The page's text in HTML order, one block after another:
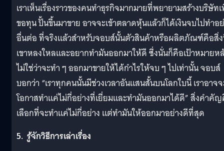
เราเห็นเรื่องราวของคนทำธุรกิจมากมายที่พยายามสร้างบริษัท
ขอทุน ปั้นขึ้นมาขาย อาจจะเข้าตลาดหุ้นแล้วก็ได้เงินจบไปทำอ
อื่นต่อ ที่จริงแล้วสำหรับจอบส์นั้นตัวสินค้าหรือผลิตภัณฑ์คือสิ่
เขาหลงใหลและอยากทำมันออกมาให้ดี ซึ่งนั่นก็คือเป้าหมายห
ไม่ใช่ว่าจะทำ ๆ ออกมาขายให้ได้กำไรให้จบ ๆ ไปเท่านั้น จอบส์
บอกว่า “เราทุกคนนั้นมีช่วงเวลาอันแสนสั้นบนโลกใบนี้ เราอาจ
โอกาสทำแค่ไม่กี่อย่างที่เยี่ยมและทำมันออกมาได้ดี” สิ่งคำคั
เลือกที่จะทำแค่ไม่กี่อย่าง แต่ทำมันให้ออกมาอย่างดีที่สุด
5. รู้จักวิธีการเล่าเรื่อง